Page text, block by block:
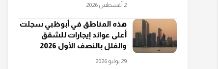
2 أغسطس 2026
هذه المناطق في أبوظبي سجلت
أعلى عوائد إيجارات للشقق
والفلل بالنصف الأول 2026
29 يوليو 2026